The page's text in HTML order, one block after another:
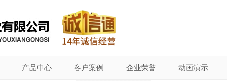
产品中心 客户案例 企业荣誉 动画演示